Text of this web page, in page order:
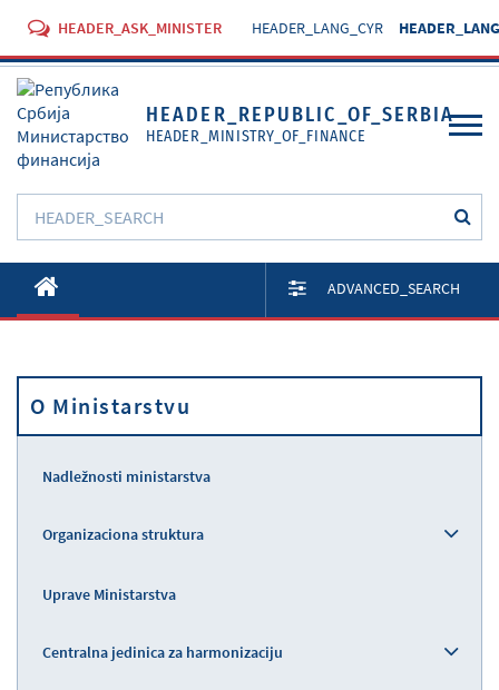
HEADER_ASK_MINISTER HEADER_LANG_CYR
HEADER_REPUBLIC_OF_SERBIA
HEADER_MINISTRY_OF_FINANCE
O Ministarstvu
Aktivnosti
Propisi
ADVANCED_SEARCH
O Ministarstvu
Nadležnosti ministarstva
Organizaciona struktura
Uprave Ministarstva
Centralna jedinica za harmonizaciju